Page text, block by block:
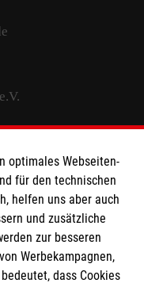
33
optimales Webseiten-
für den technischen
helfen uns aber auch
und zusätzliche
zur besseren
Werbekampagnen,
dass Cookies